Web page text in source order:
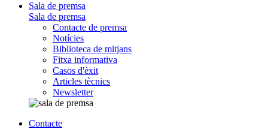
Sala de premsa
Sala de premsa
Contacte de premsa
Notícies
Biblioteca de mitjans
Fitxa informativa
Casos d'èxit
Articles tècnics
Newsletter
Contacte